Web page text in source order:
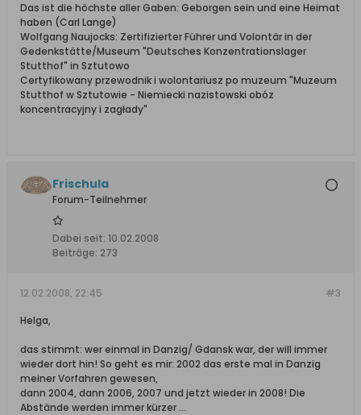
Das ist die höchste aller Gaben: Geborgen sein und eine Heimat
haben (Carl Lange)
Wolfgang Naujocks: Zertifizierter Führer und Volontär in der
Gedenkstätte/Museum "Deutsches Konzentrationslager
Stutthof" in Sztutowo
Certyfikowany przewodnik i wolontariusz po muzeum "Muzeum
Stutthof w Sztutowie - Niemiecki nazistowski obóz
koncentracyjny i zagłady"
Frischula
Forum-Teilnehmer
Dabei seit: 10.02.2008
Beiträge: 273
#3
12.02.2008, 22:45
Helga,
das stimmt: wer einmal in Danzig/ Gdansk war, der will immer
wieder dort hin! So geht es mir: 2002 das erste mal in Danzig
meiner Vorfahren gewesen,
dann 2004, dann 2006, 2007 und jetzt wieder in 2008! Die
Abstände werden immer kürzer ...